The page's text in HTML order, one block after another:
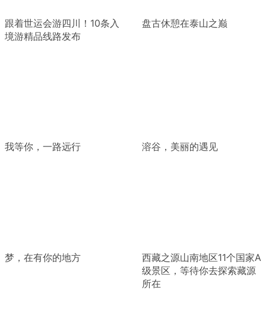
跟着世运会游四川！10条入
境游精品线路发布
盘古休憩在泰山之巅
我等你，一路远行 溶谷，美丽的遇见
梦，在有你的地方
西藏之源山南地区11个国家A
级景区，等待你去探索藏源
所在